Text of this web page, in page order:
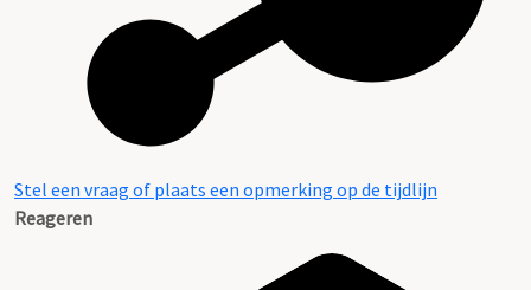
Stel een vraag of plaats een opmerking op de tijdlijn
Reageren